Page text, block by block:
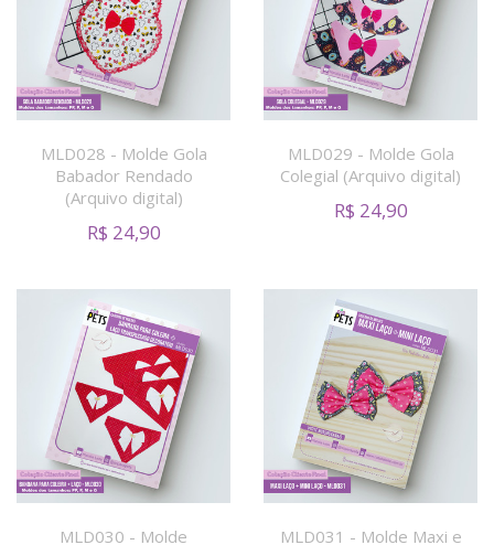
MLD028 - Molde Gola
Babador Rendado
(Arquivo digital)
R$ 24,90
MLD029 - Molde Gola
Colegial (Arquivo digital)
R$ 24,90
MLD030 - Molde
MLD031 - Molde Maxi e